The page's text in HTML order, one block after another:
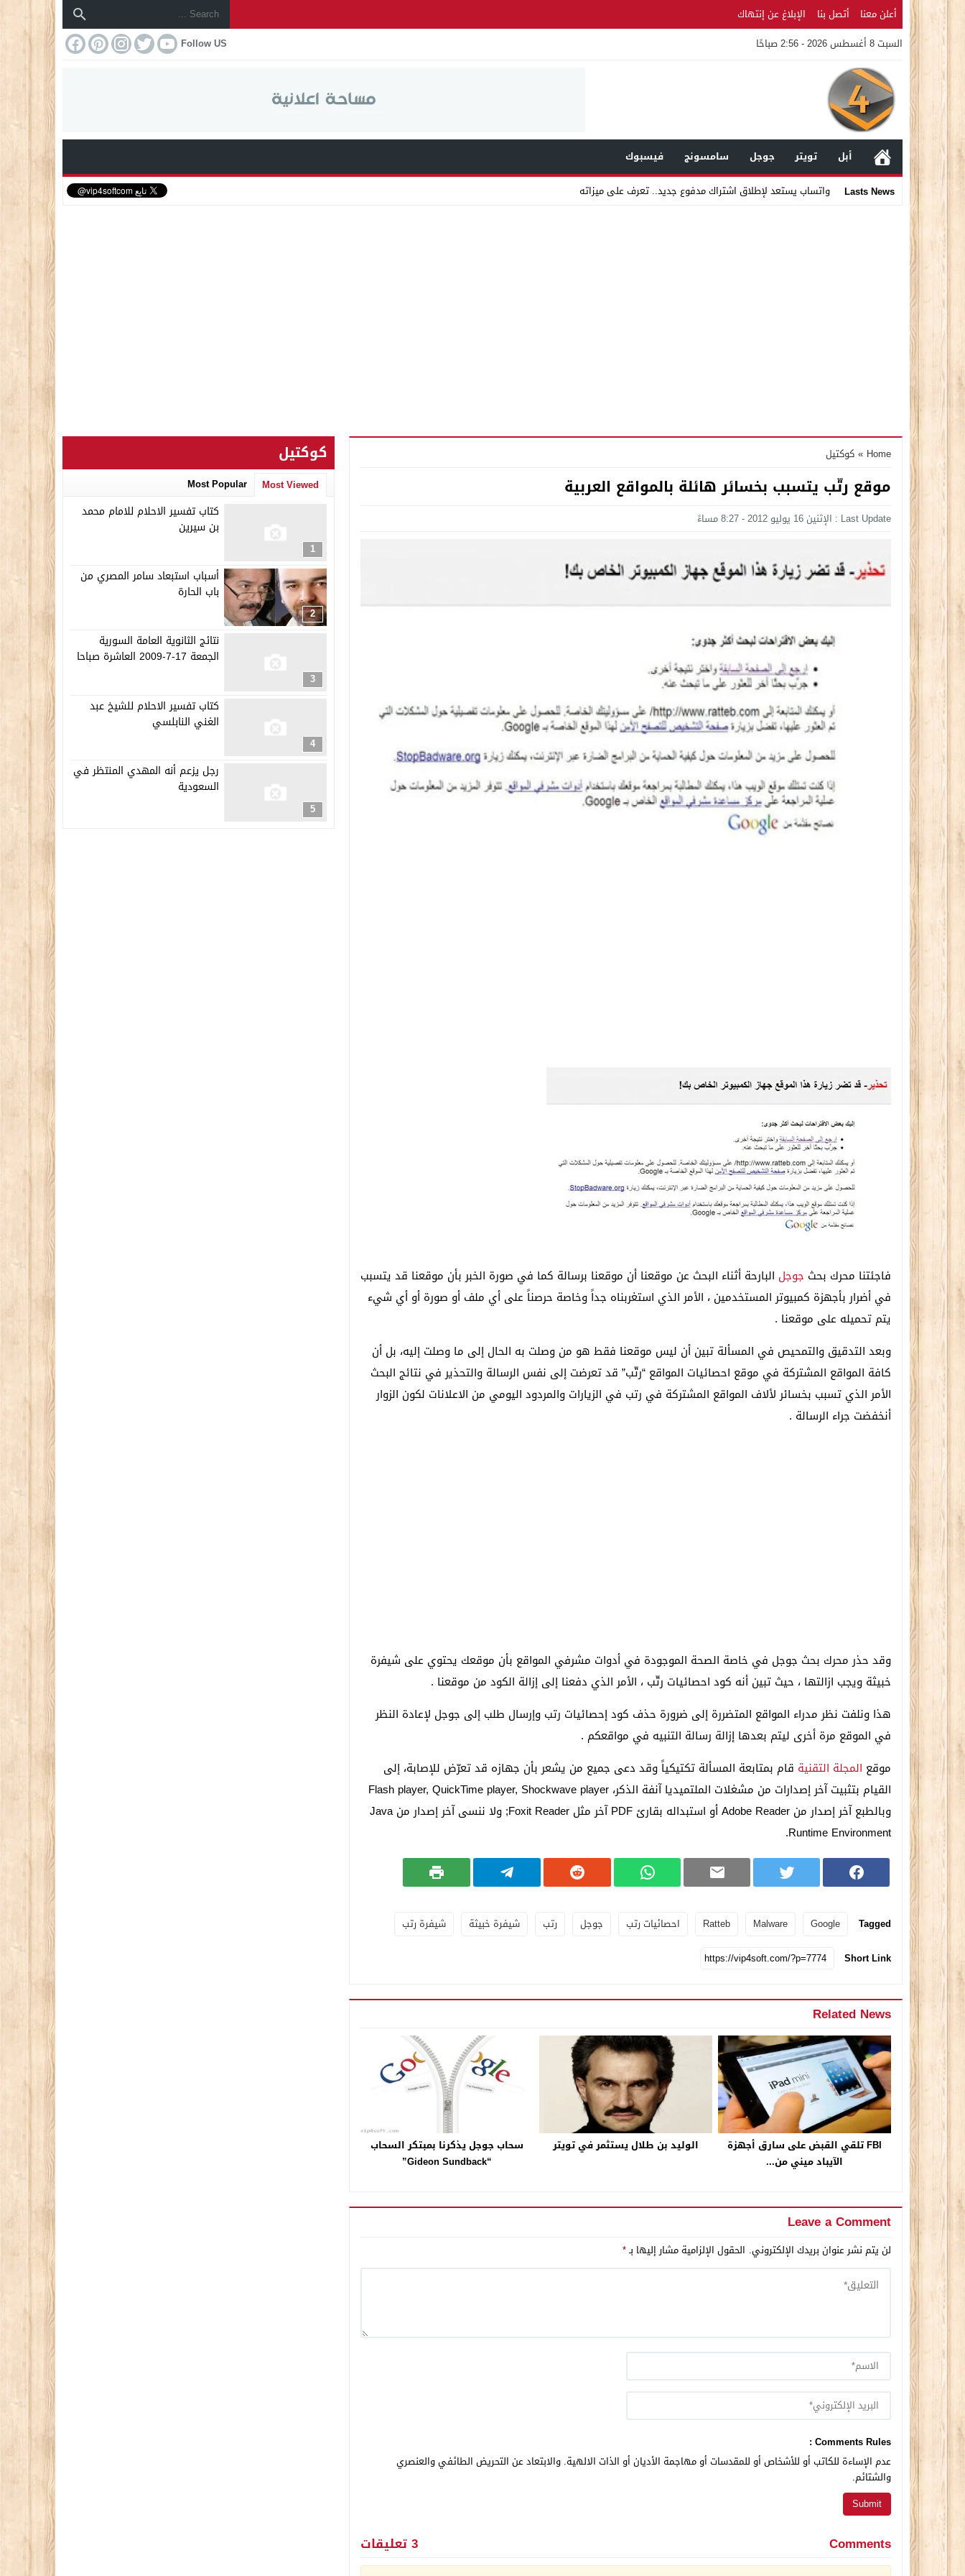
أعلن معنا أتصل بنا
الإبلاغ عن إنتهاك
السبت 8 أغسطس 2026 - 2:56 صباحًا
Follow US
أبل تويتر جوجل سامسونج
فيسبوك
Lasts News
واتساب يستعد لإطلاق اشتراك مدفوع جديد.. تعرف على ميزاته
Home
» كوكتيل
موقع رتّب يتسبب بخسائر هائلة بالمواقع العربية
Last Update : الإثنين 16 يوليو 2012 - 8:27 مساءً
فاجئتنا محرك بحث جوجل البارحة أثناء البحث عن موقعنا أن موقعنا برسالة كما في صورة الخبر بأن موقعنا قد يتسبب
في أضرار بأجهزة كمبيوتر المستخدمين ، الأمر الذي استغربناه جداً وخاصة حرصناً على أي ملف أو صورة أو أي شيء
يتم تحميله على موقعنا .
وبعد التدقيق والتمحيص في المسألة تبين أن ليس موقعنا فقط هو من وصلت به الحال إلى ما وصلت إليه، بل أن
كافة المواقع المشتركة في موقع احصائيات المواقع “رتّب” قد تعرضت إلى نفس الرسالة والتحذير في نتائج البحث
الأمر الذي تسبب بخسائر لألاف المواقع المشتركة في رتب في الزيارات والمردود اليومي من الاعلانات لكون الزوار
أنخفضت جراء الرسالة .
وقد حذر محرك بحث جوجل في خاصة الصحة الموجودة في أدوات مشرفي المواقع بأن موقعك يحتوي على شيفرة
خبيثة ويجب ازالتها ، حيث تبين أنه كود احصائيات رتّب ، الأمر الذي دفعنا إلى إزالة الكود من موقعنا .
هذا ونلفت نظر مدراء المواقع المتضررة إلى ضرورة حذف كود إحصائيات رتب وإرسال طلب إلى جوجل لإعادة النظر
في الموقع مرة أخرى ليتم بعدها إزالة رسالة التنبيه في مواقعكم .
موقع المجلة التقنية قام بمتابعة المسألة تكتيكياً وقد دعى جميع من يشعر بأن جهازه قد تعرّض للإصابة، إلى
القيام بتثبيت آخر إصدارات من مشغلات الملتميديا آنفة الذكر، Flash player, QuickTime player, Shockwave player
وبالطبع آخر إصدار من Adobe Reader أو استبداله بقارئ PDF آخر مثل Foxit Reader; ولا ننسى آخر إصدار من Java
Runtime Environment.
Tagged
Google
Malware
Ratteb احصائيات رتب جوجل رتب شيفرة خبيثة
شيفرة رتب
Short Link
Related News
FBI تلقي القبض على سارق أجهزة
الآيباد ميني من...
الوليد بن طلال يستثمر في تويتر
سحاب جوجل يذكرنا بمبتكر السحاب
“Gideon Sundback”
Leave a Comment
لن يتم نشر عنوان بريدك الإلكتروني. الحقول الإلزامية مشار إليها بـ*
Comments Rules :
عدم الإساءة للكاتب أو للأشخاص أو للمقدسات أو مهاجمة الأديان أو الذات الالهية. والابتعاد عن التحريض الطائفي والعنصري
والشتائم.
Comments 3 تعليقات
كوكتيل
Most Viewed
Most Popular
1
كتاب تفسير الاحلام للامام محمد
بن سيرين
2
أسباب استبعاد سامر المصري من
باب الحارة
3
نتائج الثانوية العامة السورية
الجمعة 17-7-2009 العاشرة صباحا
4
كتاب تفسير الاحلام للشيخ عبد
الغني النابلسي
5
رجل يزعم أنه المهدي المنتظر في
السعودية